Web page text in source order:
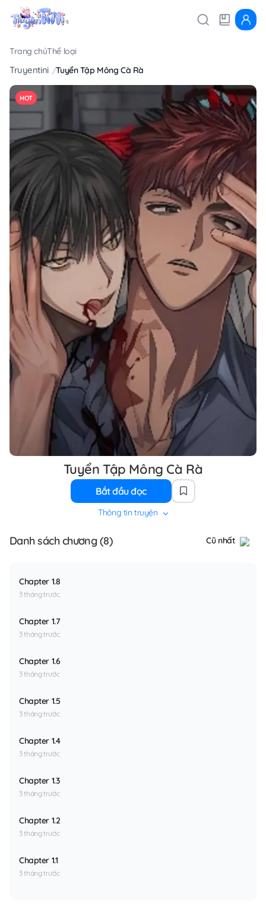
Trang chủThể loại
Truyentini Tuyển Tập Mông Cà Rà
HOT
Tuyển Tập Mông Cà Rà
Bắt đầu đọc
Thông tin truyện
Danh sách chương (8) Cũ nhất
Chapter 1.8
3 tháng trước
Chapter 1.7
3 tháng trước
Chapter 1.6
3 tháng trước
Chapter 1.5
3 tháng trước
Chapter 1.4
3 tháng trước
Chapter 1.3
3 tháng trước
Chapter 1.2
3 tháng trước
Chapter 1.1
3 tháng trước